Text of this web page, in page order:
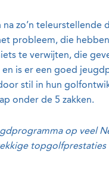
zo’n
probleem, die
te verwijten, die
is er een goed
stil in hun
onder de 5 zakken.
op veel